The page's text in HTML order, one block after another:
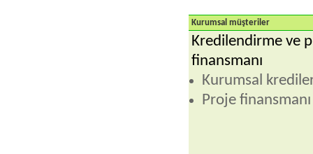
Kurumsal müşteriler
Kredilendirme ve
finansmanı
Kurumsal
Proje finansmanı